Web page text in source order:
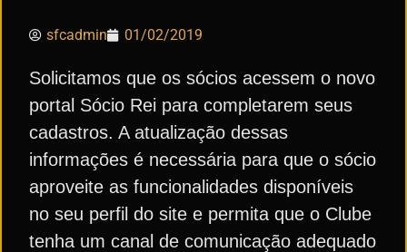
sfcadmin 01/02/2019
Solicitamos que os sócios acessem o novo
portal Sócio Rei para completarem seus
cadastros. A atualização dessas
informações é necessária para que o sócio
aproveite as funcionalidades disponíveis
no seu perfil do site e permita que o Clube
tenha um canal de comunicação adequado